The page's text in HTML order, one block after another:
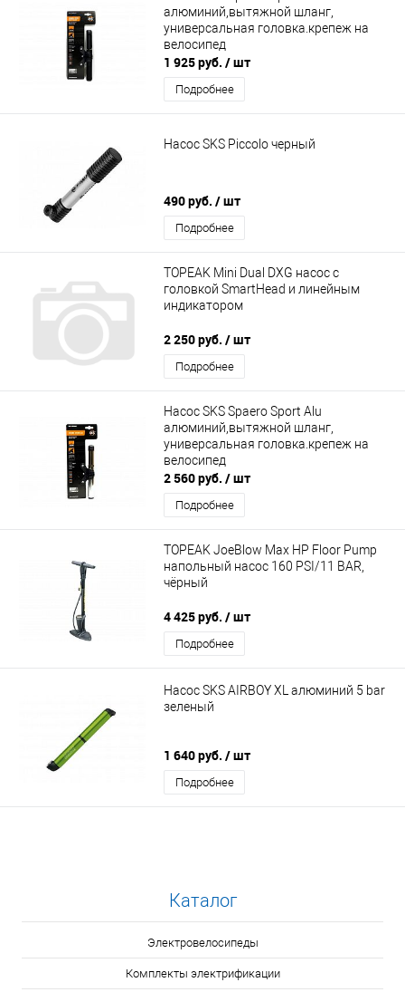
алюминий,вытяжной шланг,
универсальная головка.крепеж на
велосипед
1 925 руб. / шт
Подробнее
Насос SKS Piccolo черный
490 руб. / шт
Подробнее
TOPEAK Mini Dual DXG насос с
головкой SmartHead и линейным
индикатором
2 250 руб. / шт
Подробнее
Насос SKS Spaero Sport Alu
алюминий,вытяжной шланг,
универсальная головка.крепеж на
велосипед
2 560 руб. / шт
Подробнее
TOPEAK JoeBlow Max HP Floor Pump
напольный насос 160 PSI/11 BAR,
чёрный
4 425 руб. / шт
Подробнее
Насос SKS AIRBOY XL алюминий 5 bar
зеленый
1 640 руб. / шт
Подробнее
Каталог
Электровелосипеды
Комплекты электрификации